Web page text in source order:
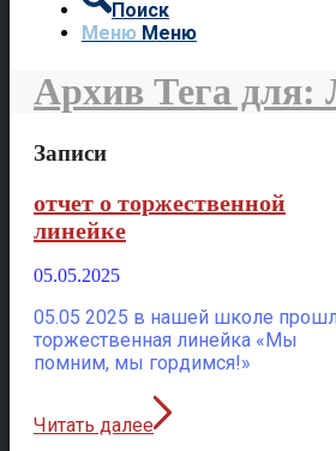
Поиск
Меню Меню
Архив Тега для:
Записи
отчет о торжественной
линейке
05.05.2025
05.05 2025 в нашей школе
торжественная линейка «Мы
помним, мы гордимся!»
Читать далее